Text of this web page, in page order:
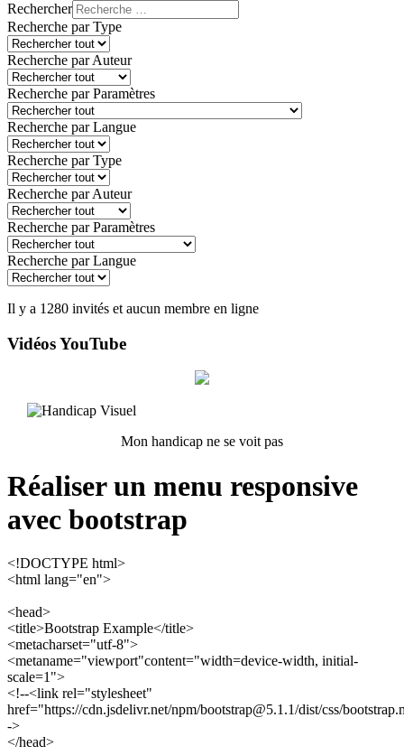
Rechercher
Recherche par Type
Recherche par Auteur
Recherche par Paramètres
Recherche par Langue
Recherche par Type
Recherche par Auteur
Recherche par Paramètres
Recherche par Langue
Il y a 1280 invités et aucun membre en ligne
Vidéos YouTube
Mon handicap ne se voit pas
Réaliser un menu responsive
avec bootstrap
<!DOCTYPE html>
<html lang="en">
<head>
<title>Bootstrap Example</title>
<metacharset="utf-8">
<metaname="viewport"content="width=device-width, initial-
scale=1">
<!--<link rel="stylesheet"
href="https://cdn.jsdelivr.net/npm/bootstrap@5.1.1/dist/css/
->
</head>